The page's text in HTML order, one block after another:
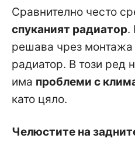
Сравнително често
спуканият радиатор.
решава чрез
радиатор. В този ред
има проблеми с
като цяло.
Челюстите на